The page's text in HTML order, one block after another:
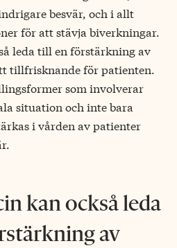
besvär, och i allt
för att stävja biverkningar.
leda till en förstärkning av
tillfrisknande för patienten.
som involverar
situation och inte bara
i vården av patienter
kan också leda
av